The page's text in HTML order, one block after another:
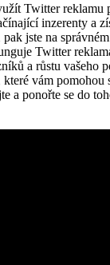
Twitter reklamu
inzerenty a
jste na
Twitter
a růstu vašeho
vám pomohou
a ponořte se do